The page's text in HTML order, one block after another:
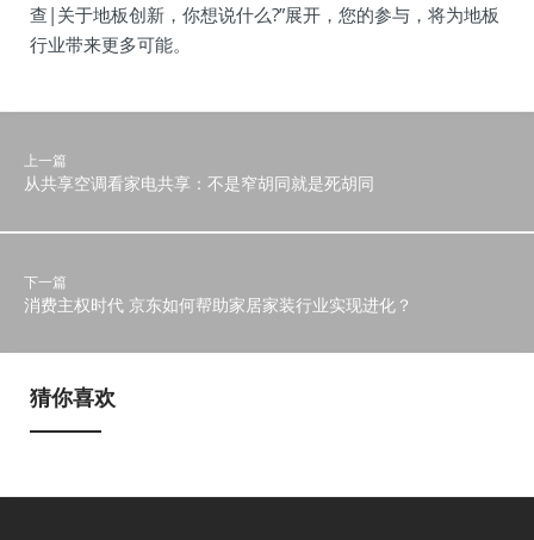
查|关于地板创新，你想说什么?”展开，您的参与，将为地板
行业带来更多可能。
上一篇
从共享空调看家电共享：不是窄胡同就是死胡同
下一篇
消费主权时代 京东如何帮助家居家装行业实现进化？
猜你喜欢